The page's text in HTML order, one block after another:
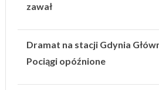
zawał
Dramat na stacji Gdynia
Pociągi opóźnione